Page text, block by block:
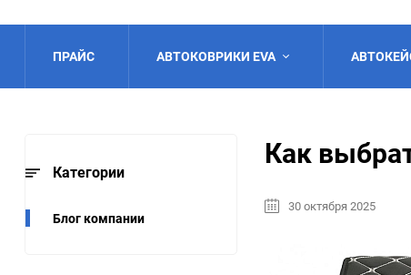
ПРАЙС
Asia Aston Martin
Bentley BMW
АВТОКОВРИКИ EVA
Категории
Блог компании
Как
30 октября 2025